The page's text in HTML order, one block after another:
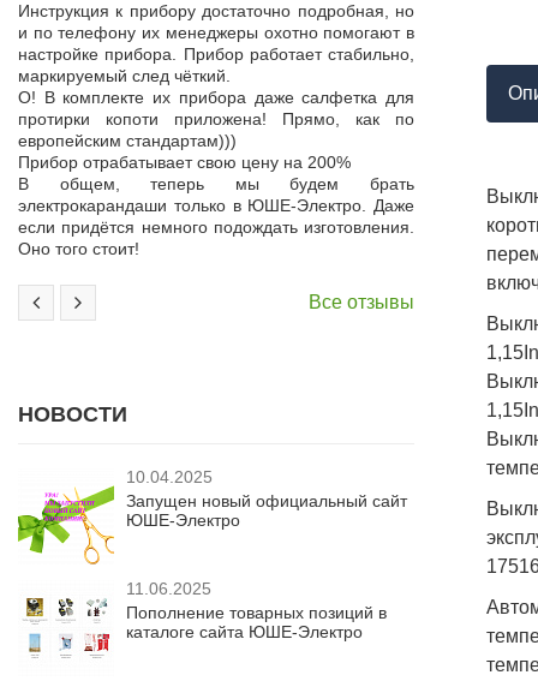
Инструкция к прибору достаточно подробная, но
и по телефону их менеджеры охотно помогают в
настройке прибора. Прибор работает стабильно,
маркируемый след чёткий.
О! В комплекте их прибора даже салфетка для
протирки копоти приложена! Прямо, как по
европейским стандартам)))
Прибор отрабатывает свою цену на 200%
В общем, теперь мы будем брать
электрокарандаши только в ЮШЕ-Электро. Даже
если придётся немного подождать изготовления.
Оно того стоит!
Все отзывы
НОВОСТИ
10.04.2025
Запущен новый официальный сайт
ЮШЕ-Электро
11.06.2025
Пополнение товарных позиций в
каталоге сайта ЮШЕ-Электро